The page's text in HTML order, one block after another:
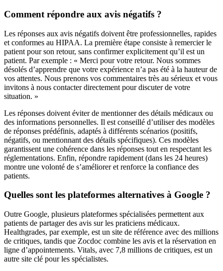
Comment répondre aux avis négatifs ?
Les réponses aux avis négatifs doivent être professionnelles, rapides
et conformes au HIPAA. La première étape consiste à remercier le
patient pour son retour, sans confirmer explicitement qu’il est un
patient. Par exemple : « Merci pour votre retour. Nous sommes
désolés d’apprendre que votre expérience n’a pas été à la hauteur de
vos attentes. Nous prenons vos commentaires très au sérieux et vous
invitons à nous contacter directement pour discuter de votre
situation. »
Les réponses doivent éviter de mentionner des détails médicaux ou
des informations personnelles. Il est conseillé d’utiliser des modèles
de réponses prédéfinis, adaptés à différents scénarios (positifs,
négatifs, ou mentionnant des détails spécifiques). Ces modèles
garantissent une cohérence dans les réponses tout en respectant les
réglementations. Enfin, répondre rapidement (dans les 24 heures)
montre une volonté de s’améliorer et renforce la confiance des
patients.
Quelles sont les plateformes alternatives à Google ?
Outre Google, plusieurs plateformes spécialisées permettent aux
patients de partager des avis sur les praticiens médicaux.
Healthgrades, par exemple, est un site de référence avec des millions
de critiques, tandis que Zocdoc combine les avis et la réservation en
ligne d’appointements. Vitals, avec 7,8 millions de critiques, est un
autre site clé pour les spécialistes.